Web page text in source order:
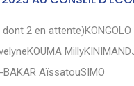
2 en attente)KONGOLO
BAKAR AïssatouSIMO